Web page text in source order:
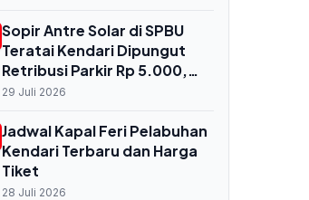
untuk Buton dan Baubau
Sopir Antre Solar di SPBU
Teratai Kendari Dipungut
Retribusi Parkir Rp 5.000,
Dishub Terbitkan
29 Juli 2026
Jadwal Kapal Feri Pelabuhan
Kendari Terbaru dan Harga
Tiket
28 Juli 2026